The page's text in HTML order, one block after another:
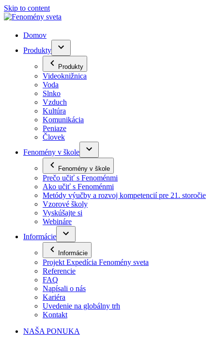
Skip to content
Domov
Produkty
Produkty
Videoknižnica
Voda
Slnko
Vzduch
Kultúra
Komunikácia
Peniaze
Človek
Fenomény v škole
Fenomény v škole
Prečo učiť s Fenoménmi
Ako učiť s Fenoménmi
Metódy výučby a rozvoj kompetencií pre 21. storočie
Vzorové školy
Vyskúšajte si
Webináre
Informácie
Informácie
Projekt Expedícia Fenomény sveta
Referencie
FAQ
Napísali o nás
Kariéra
Uvedenie na globálny trh
Kontakt
NAŠA PONUKA